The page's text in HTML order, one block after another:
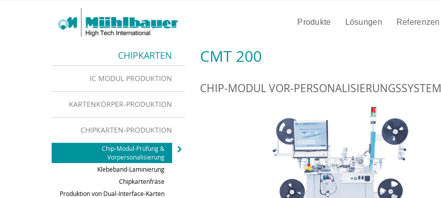
Produkte Lösungen Referenzen
CHIPKARTEN
IC MODUL PRODUKTION
KARTENKÖRPER-PRODUKTION
CHIPKARTEN-PRODUKTION
Chip-Modul-Prüfung &
Vorpersonalisierung
Klebeband-Laminierung
Chipkartenfräse
Produktion von Dual-Interface-Karten
CMT 200
CHIP-MODUL VOR-PERSONALISIERUNGSSYSTEM